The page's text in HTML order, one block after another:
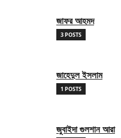
জাফর আহমদ
3 POSTS
জাহেদুল ইসলাম
1 POSTS
জুবাইদা গুলশান আরা